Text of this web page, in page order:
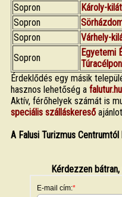
Sopron
Károly-
Sopron
Sopron
Várhely-
Sopron
Egyetemi
Érdeklődés egy másik
hasznos lehetőség a
Aktív, férőhelyek számát is
speciális szálláskereső
A Falusi Turizmus
Kérdezzen